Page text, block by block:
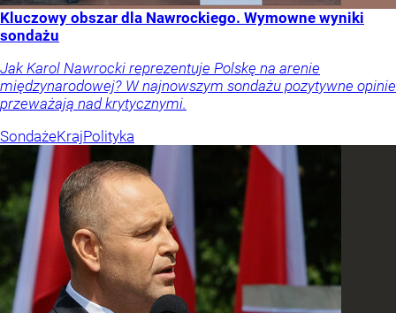
Kluczowy obszar dla Nawrockiego. Wymowne wyniki
sondażu
Jak Karol Nawrocki reprezentuje Polskę na arenie
międzynarodowej? W najnowszym sondażu pozytywne opinie
przeważają nad krytycznymi.
SondażeKrajPolityka